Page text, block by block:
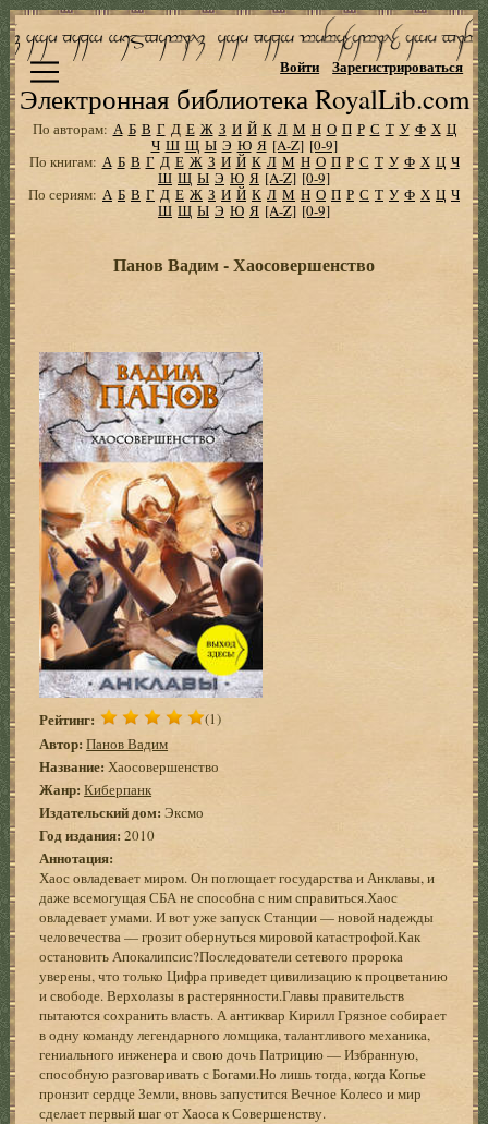
Электронная библиотека RoyalLib.com
Войти Зарегистрироваться
По авторам: А Б В Г Д Е Ж З И Й К Л М Н О П Р С Т У Ф Х Ц
Ч Ш Щ Ы Э Ю Я [A-Z] [0-9]
По книгам: А Б В Г Д Е Ж З И Й К Л М Н О П Р С Т У Ф Х Ц Ч
Ш Щ Ы Э Ю Я [A-Z] [0-9]
По сериям: А Б В Г Д Е Ж З И Й К Л М Н О П Р С Т У Ф Х Ц Ч
Ш Щ Ы Э Ю Я [A-Z] [0-9]
Панов Вадим - Хаосовершенство
Рейтинг: (1)
Автор: Панов Вадим
Название: Хаосовершенство
Жанр: Киберпанк
Издательский дом: Эксмо
Год издания: 2010
Аннотация:
Хаос овладевает миром. Он поглощает государства и Анклавы, и
даже всемогущая СБА не способна с ним справиться.Хаос
овладевает умами. И вот уже запуск Станции — новой надежды
человечества — грозит обернуться мировой катастрофой.Как
остановить Апокалипсис?Последователи сетевого пророка
уверены, что только Цифра приведет цивилизацию к процветанию
и свободе. Верхолазы в растерянности.Главы правительств
пытаются сохранить власть. А антиквар Кирилл Грязное собирает
в одну команду легендарного ломщика, талантливого механика,
гениального инженера и свою дочь Патрицию — Избранную,
способную разговаривать с Богами.Но лишь тогда, когда Копье
пронзит сердце Земли, вновь запустится Вечное Колесо и мир
сделает первый шаг от Хаоса к Совершенству.